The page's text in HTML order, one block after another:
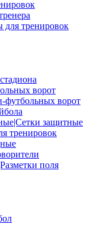
для тренировок
ворот
футбольных ворот
защитные
тренировок
поля